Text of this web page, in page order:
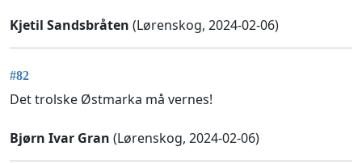
Kjetil Sandsbråten (Lørenskog, 2024-02-06)
#82
Det trolske Østmarka må vernes!
Bjørn Ivar Gran (Lørenskog, 2024-02-06)